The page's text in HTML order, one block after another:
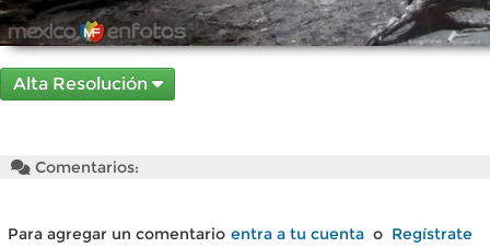
Alta Resolución
Comentarios:
Para agregar un comentario entra a tu cuenta o Regístrate